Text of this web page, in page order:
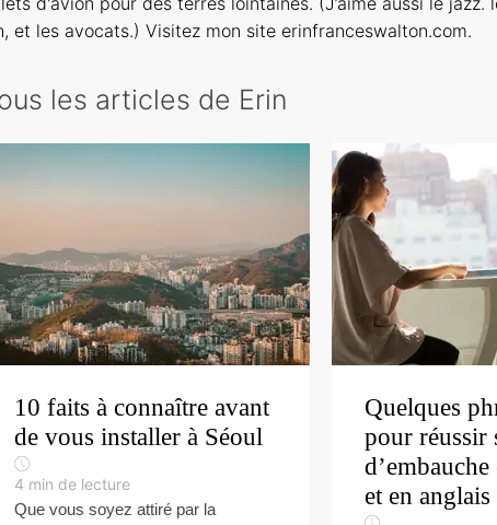
et les avocats.) Visitez mon site erinfranceswalton.com.
les articles de Erin
10 faits à connaître avant
de vous installer à Séoul
4 min de lecture
Que vous soyez attiré par la
Quelques
pour réussir
et en anglais